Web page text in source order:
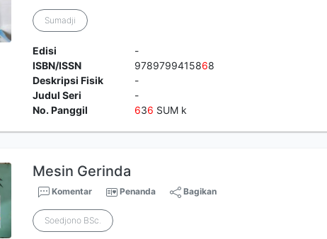
Sumadji
Edisi
-
ISBN/ISSN
9789799415868
Deskripsi Fisik
-
Judul Seri
-
No. Panggil
636 SUM k
Mesin Gerinda
Komentar Penanda Bagikan
Soedjono BSc.